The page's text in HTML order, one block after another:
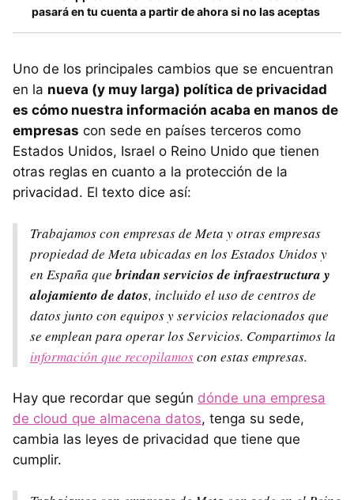
pasará en tu cuenta a partir de ahora si no las aceptas
Uno de los principales cambios que se encuentran
en la nueva (y muy larga) política de privacidad
es cómo nuestra información acaba en manos de
empresas con sede en países terceros como
Estados Unidos, Israel o Reino Unido que tienen
otras reglas en cuanto a la protección de la
privacidad. El texto dice así:
Trabajamos con empresas de Meta y otras empresas
propiedad de Meta ubicadas en los Estados Unidos y
en España quebrindan servicios de infraestructura y
alojamiento de datos, incluido el uso de centros de
datos junto con equipos y servicios relacionados que
se emplean para operar los Servicios. Compartimos la
información que recopilamoscon estas empresas.
Hay que recordar que según dónde una empresa
de cloud que almacena datos, tenga su sede,
cambia las leyes de privacidad que tiene que
cumplir.